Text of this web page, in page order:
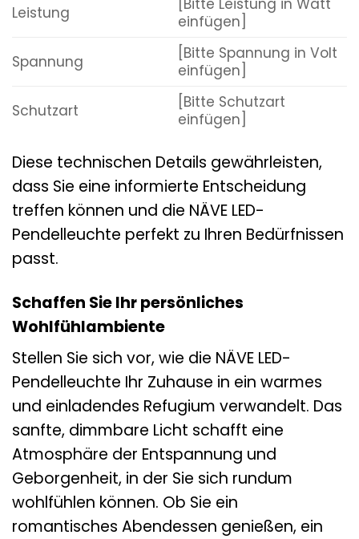
Leistung
[Bitte Leistung in Watt
einfügen]
Spannung
[Bitte Spannung in Volt
einfügen]
Schutzart
[Bitte Schutzart
einfügen]
Diese technischen Details gewährleisten,
dass Sie eine informierte Entscheidung
treffen können und die NÄVE LED-
Pendelleuchte perfekt zu Ihren Bedürfnissen
passt.
Schaffen Sie Ihr persönliches
Wohlfühlambiente
Stellen Sie sich vor, wie die NÄVE LED-
Pendelleuchte Ihr Zuhause in ein warmes
und einladendes Refugium verwandelt. Das
sanfte, dimmbare Licht schafft eine
Atmosphäre der Entspannung und
Geborgenheit, in der Sie sich rundum
wohlfühlen können. Ob Sie ein
romantisches Abendessen genießen, ein